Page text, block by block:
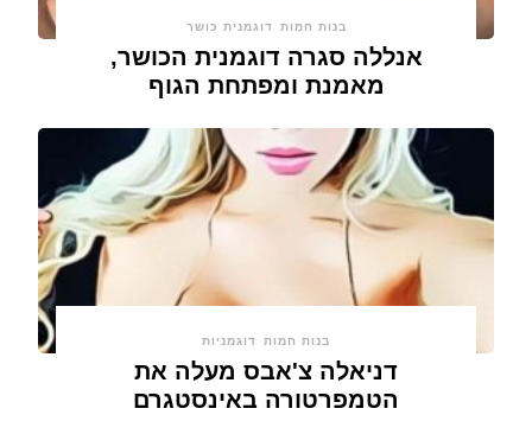
בנות חמות דוגמנית כושר
אנללה סגרה דוגמנית הכושר,
מאמנת ומפתחת הגוף
בנות חמות דוגמניות
דניאלה צ'אבס מעלה את
הטמפרטורה באינסטגרם